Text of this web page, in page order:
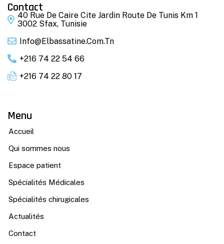
Contact
40 Rue De Caire Cite Jardin Route De Tunis Km 1
3002 Sfax, Tunisie
Info@elbassatine.com.tn
+216 74 22 54 66
+216 74 22 80 17
Menu
Accueil
Qui sommes nous
Espace patient
Spécialités Médicales
Spécialités chirugicales
Actualités
Contact